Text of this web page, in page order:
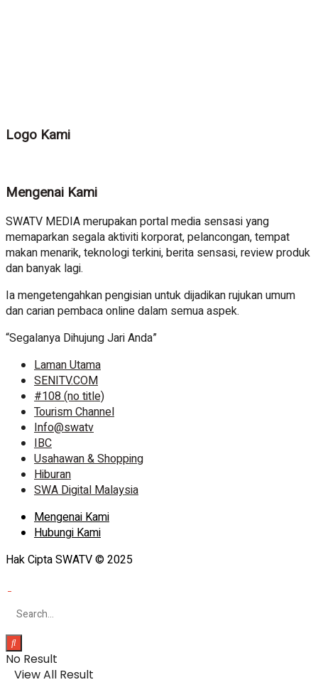
Logo Kami
Mengenai Kami
SWATV MEDIA merupakan portal media sensasi yang
memaparkan segala aktiviti korporat, pelancongan, tempat
makan menarik, teknologi terkini, berita sensasi, review produk
dan banyak lagi.
Ia mengetengahkan pengisian untuk dijadikan rujukan umum
dan carian pembaca online dalam semua aspek.
“Segalanya Dihujung Jari Anda”
Laman Utama
SENITV.COM
#108 (no title)
Tourism Channel
Info@swatv
IBC
Usahawan & Shopping
Hiburan
SWA Digital Malaysia
Mengenai Kami
Hubungi Kami
Hak Cipta SWATV © 2025
No Result
View All Result